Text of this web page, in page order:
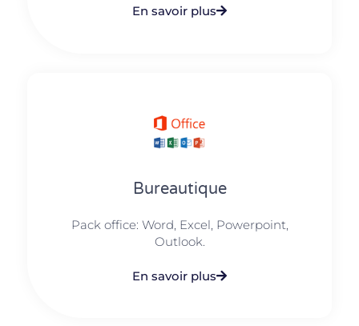
En savoir plus
Bureautique
Pack office: Word, Excel, Powerpoint,
Outlook.​
En savoir plus